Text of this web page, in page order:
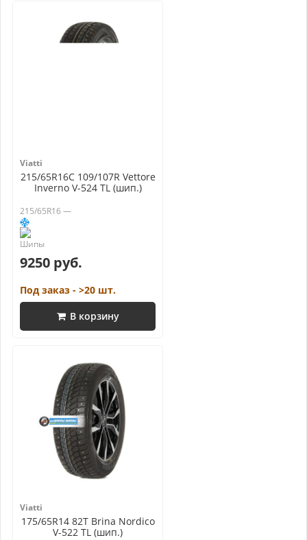
Viatti
215/65R16C 109/107R Vettore
Inverno V-524 TL (шип.)
215/65R16 —
9250 руб.
Под заказ - >20 шт.
В корзину
Viatti
175/65R14 82T Brina Nordico
V-522 TL (шип.)